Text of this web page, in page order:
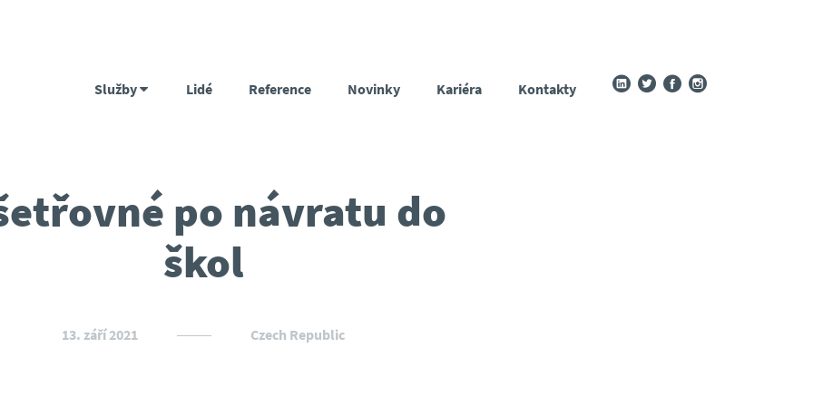
Služby Lidé Reference Novinky Kariéra Kontakty
po návratu do
škol
13. září 2021 Czech Republic